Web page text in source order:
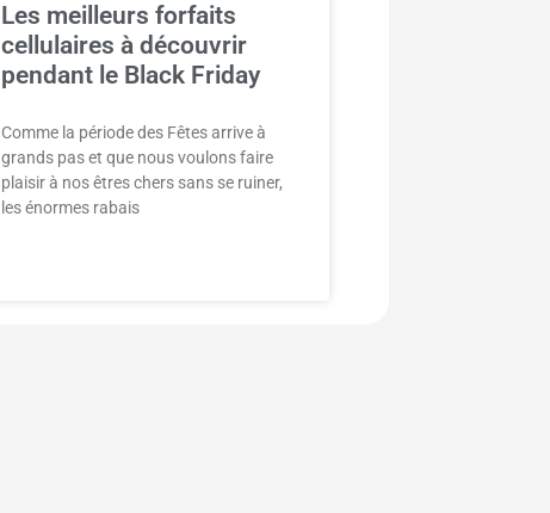
Les meilleurs forfaits
cellulaires à découvrir
pendant le Black Friday
Comme la période des Fêtes arrive à
grands pas et que nous voulons faire
plaisir à nos êtres chers sans se ruiner,
les énormes rabais